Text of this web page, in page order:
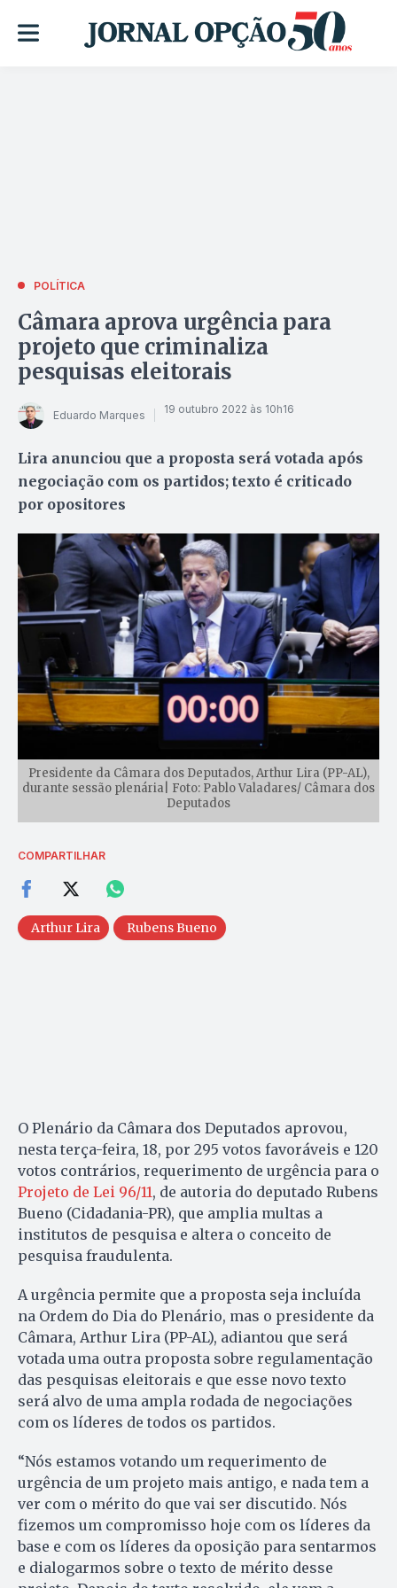
POLÍTICA
Câmara aprova urgência para
projeto que criminaliza
pesquisas eleitorais
Eduardo Marques 19 outubro 2022 às 10h16
Lira anunciou que a proposta será votada após
negociação com os partidos; texto é criticado
por opositores
Presidente da Câmara dos Deputados, Arthur Lira (PP-AL),
durante sessão plenária| Foto: Pablo Valadares/ Câmara dos
Deputados
COMPARTILHAR
Arthur Lira Rubens Bueno
O Plenário da Câmara dos Deputados aprovou,
nesta terça-feira, 18, por 295 votos favoráveis e 120
votos contrários, requerimento de urgência para o
Projeto de Lei 96/11, de autoria do deputado Rubens
Bueno (Cidadania-PR), que amplia multas a
institutos de pesquisa e altera o conceito de
pesquisa fraudulenta.
A urgência permite que a proposta seja incluída
na Ordem do Dia do Plenário, mas o presidente da
Câmara, Arthur Lira (PP-AL), adiantou que será
votada uma outra proposta sobre regulamentação
das pesquisas eleitorais e que esse novo texto
será alvo de uma ampla rodada de negociações
com os líderes de todos os partidos.
“Nós estamos votando um requerimento de
urgência de um projeto mais antigo, e nada tem a
ver com o mérito do que vai ser discutido. Nós
fizemos um compromisso hoje com os líderes da
base e com os líderes da oposição para sentarmos
e dialogarmos sobre o texto de mérito desse